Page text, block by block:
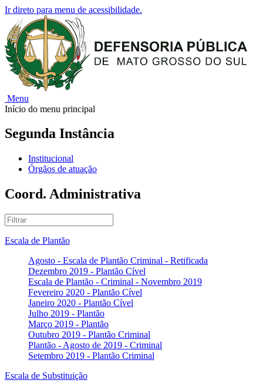
Ir direto para menu de acessibilidade.
Menu
Início do menu principal
Segunda Instância
Institucional
Órgãos de atuação
Coord. Administrativa
Escala de Plantão
Agosto - Escala de Plantão Criminal - Retificada
Dezembro 2019 - Plantão Cível
Escala de Plantão - Criminal - Novembro 2019
Fevereiro 2020 - Plantão Cível
Janeiro 2020 - Plantão Cível
Julho 2019 - Plantão
Março 2019 - Plantão
Outubro 2019 - Plantão Criminal
Plantão - Agosto de 2019 - Criminal
Setembro 2019 - Plantão Criminal
Escala de Substituição